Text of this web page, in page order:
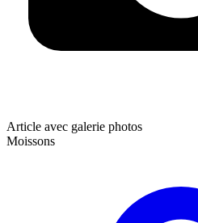
Article avec galerie photos
Moissons